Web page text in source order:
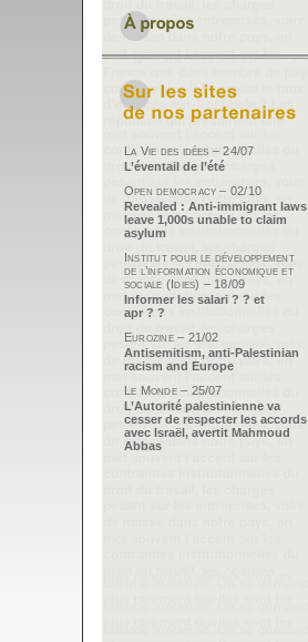
La Vie des idées – 24/07
L’éventail de l’été
Open democracy – 02/10
Revealed : Anti-immigrant laws
leave 1,000s unable to claim
asylum
Institut pour le développement
de l’information économique et
sociale (Idies) – 18/09
Informer les salari ? ? et
apr ? ?
Eurozine – 21/02
Antisemitism, anti-Palestinian
racism and Europe
Le Monde – 25/07
L’Autorité palestinienne va
cesser de respecter les accords
avec Israël, avertit Mahmoud
Abbas